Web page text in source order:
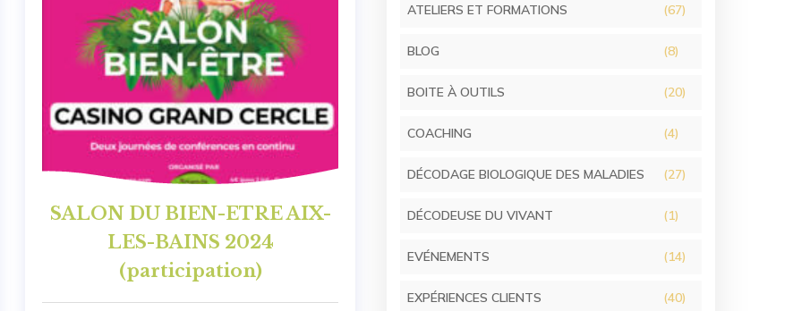
SALON DU BIEN-ETRE AIX-
LES-BAINS 2024
(participation)
ATELIERS ET FORMATIONS (67)
BLOG (8)
BOITE À OUTILS (20)
COACHING (4)
DÉCODAGE BIOLOGIQUE DES MALADIES (27)
DÉCODEUSE DU VIVANT (1)
EVÉNEMENTS (14)
EXPÉRIENCES CLIENTS (40)